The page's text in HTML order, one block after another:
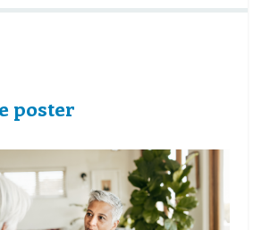
poster